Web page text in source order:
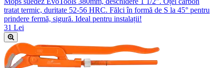
tratat termic, duritate 52-56 HRC. Fălci în formă de S la 45° pentru
prindere fermă, sigură. Ideal pentru instalații!
31 Lei